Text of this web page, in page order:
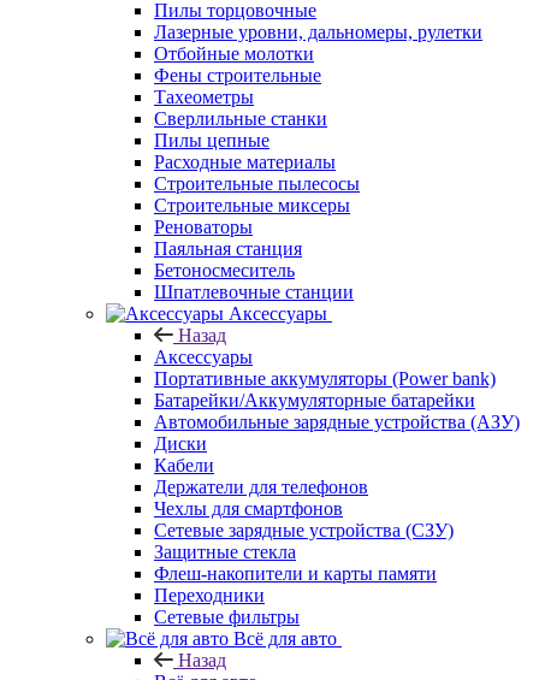
Пилы торцовочные
Лазерные уровни, дальномеры, рулетки
Отбойные молотки
Фены строительные
Тахеометры
Сверлильные станки
Пилы цепные
Расходные материалы
Строительные пылесосы
Строительные миксеры
Реноваторы
Паяльная станция
Бетоносмеситель
Шпатлевочные станции
Аксессуары
Назад
Аксессуары
Портативные аккумуляторы (Power bank)
Батарейки/Аккумуляторные батарейки
Автомобильные зарядные устройства (АЗУ)
Диски
Кабели
Держатели для телефонов
Чехлы для смартфонов
Сетевые зарядные устройства (СЗУ)
Защитные стекла
Флеш-накопители и карты памяти
Переходники
Сетевые фильтры
Всё для авто
Назад